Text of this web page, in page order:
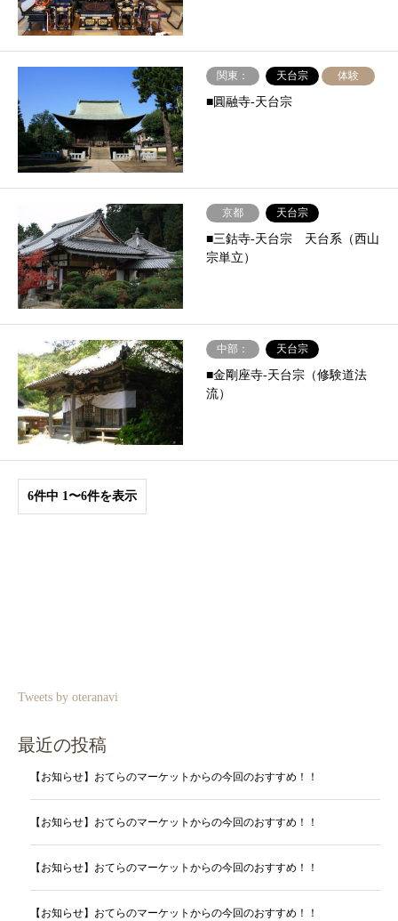
関東： 天台宗 体験
■圓融寺-天台宗
京都 天台宗
■三鈷寺-天台宗 天台系（西山
宗単立）
中部： 天台宗
■金剛座寺-天台宗（修験道法
流）
6件中 1〜6件を表示
Tweets by oteranavi
最近の投稿
【お知らせ】おてらのマーケットからの今回のおすすめ！！
【お知らせ】おてらのマーケットからの今回のおすすめ！！
【お知らせ】おてらのマーケットからの今回のおすすめ！！
【お知らせ】おてらのマーケットからの今回のおすすめ！！